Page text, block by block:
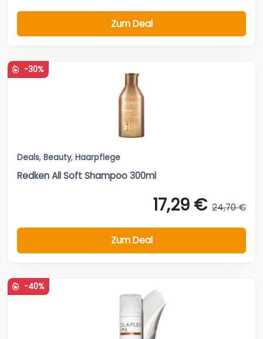
Zum Deal
-30%
Deals, Beauty, Haarpflege
Redken All Soft Shampoo 300ml
17,29 € 24,70 €
Zum Deal
-40%